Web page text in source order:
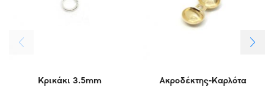
Κρικάκι 3.5mm Ακροδέκτης-Καρλότα